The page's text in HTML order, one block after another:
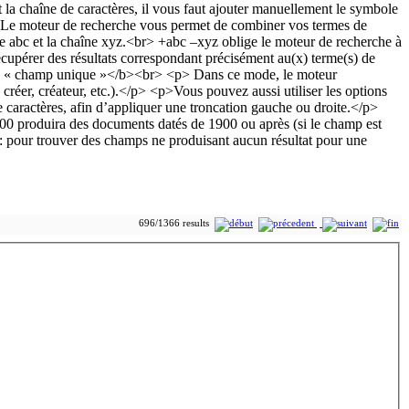
696/1366 results